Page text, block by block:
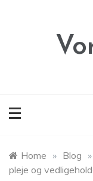
Home » Blog »
pleje og